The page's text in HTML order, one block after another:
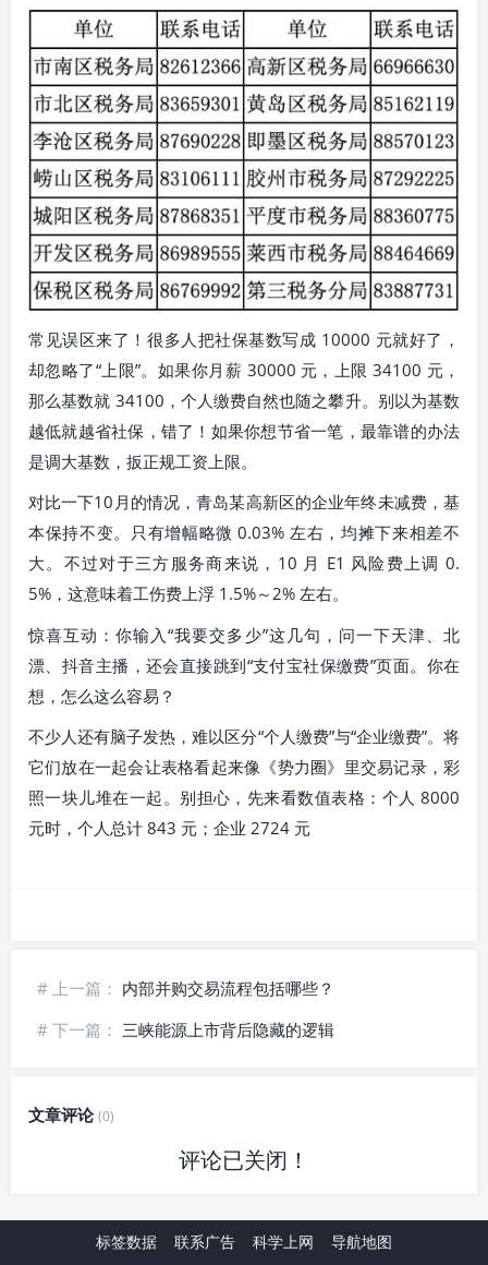
常见误区来了！很多人把社保基数写成 10000 元就好了，
却忽略了“上限”。如果你月薪 30000 元，上限 34100 元，
那么基数就 34100，个人缴费自然也随之攀升。别以为基数
越低就越省社保，错了！如果你想节省一笔，最靠谱的办法
是调大基数，扳正规工资上限。
对比一下10月的情况，青岛某高新区的企业年终未减费，基
本保持不变。只有增幅略微 0.03% 左右，均摊下来相差不
大。不过对于三方服务商来说，10 月 E1 风险费上调 0.
5%，这意味着工伤费上浮 1.5%～2% 左右。
惊喜互动：你输入“我要交多少”这几句，问一下天津、北
漂、抖音主播，还会直接跳到“支付宝社保缴费”页面。你在
想，怎么这么容易？
不少人还有脑子发热，难以区分“个人缴费”与“企业缴费”。将
它们放在一起会让表格看起来像《势力圈》里交易记录，彩
照一块儿堆在一起。别担心，先来看数值表格：个人 8000
元时，个人总计 843 元；企业 2724 元
# 上一篇： 内部并购交易流程包括哪些？
# 下一篇： 三峡能源上市背后隐藏的逻辑
文章评论(0)
评论已关闭！
标签数据 联系广告 科学上网 导航地图